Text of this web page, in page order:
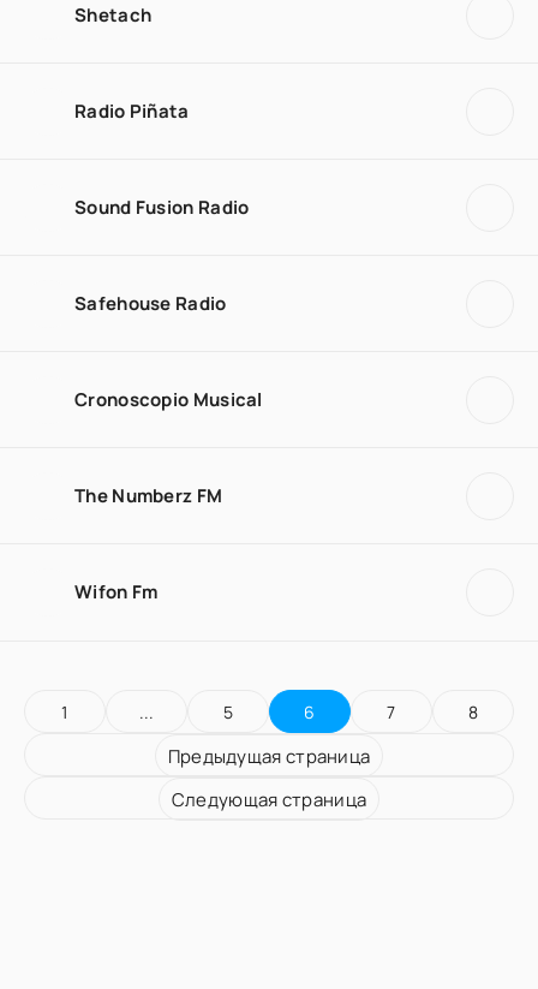
Shetach
Radio Piñata
Sound Fusion Radio
Safehouse Radio
Cronoscopio Musical
The Numberz FM
Wifon Fm
Предыдущая страница
1 ... 5 6 7 8
Следующая страница